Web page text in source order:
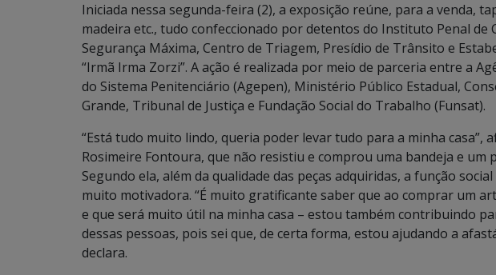
Iniciada nessa segunda-feira (2), a exposição reúne, para a venda,
madeira etc., tudo confeccionado por detentos do Instituto Penal de
Segurança Máxima, Centro de Triagem, Presídio de Trânsito e
“Irmã Irma Zorzi”. A ação é realizada por meio de parceria entre a
do Sistema Penitenciário (Agepen), Ministério Público Estadual,
Grande, Tribunal de Justiça e Fundação Social do Trabalho (Funsat).
“Está tudo muito lindo, queria poder levar tudo para a minha casa”,
Rosimeire Fontoura, que não resistiu e comprou uma bandeja e um
Segundo ela, além da qualidade das peças adquiridas, a função
muito motivadora. “É muito gratificante saber que ao comprar um
e que será muito útil na minha casa – estou também contribuindo
dessas pessoas, pois sei que, de certa forma, estou ajudando a
declara.